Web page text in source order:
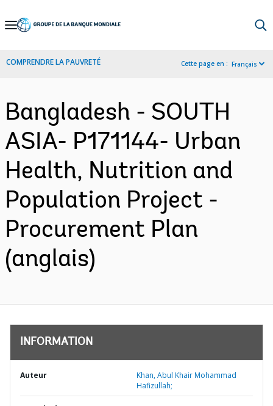
Skip
Navigation
COMPRENDRE LA PAUVRETÉ Cette page en : Français
Bangladesh - SOUTH
ASIA- P171144- Urban
Health, Nutrition and
Population Project -
Procurement Plan
(anglais)
INFORMATION
Auteur
Khan, Abul Khair Mohammad
Hafizullah;